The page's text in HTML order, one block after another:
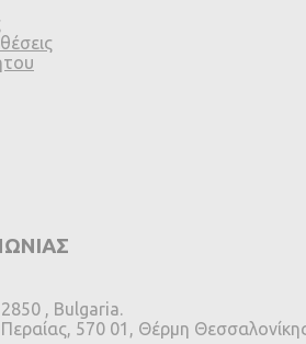
, Bulgaria.
570 01, Θέρμη